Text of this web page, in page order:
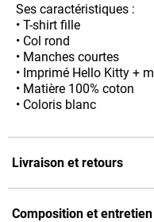
Ses caractéristiques :
• T-shirt fille
• Col rond
• Manches courtes
• Imprimé Hello Kitty +
• Matière 100% coton
• Coloris blanc
Livraison et retours
Composition et entretien